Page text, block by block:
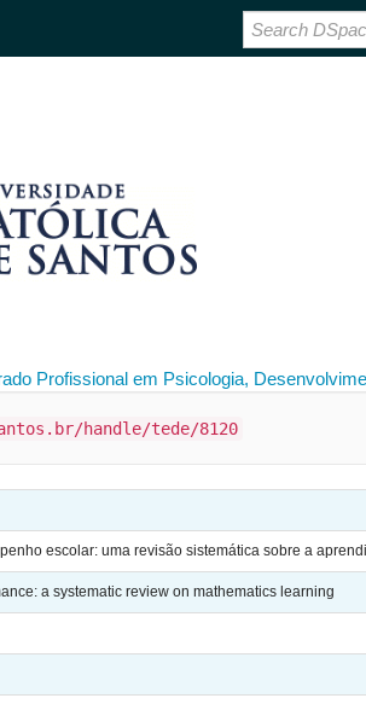
Profissional em Psicologia,
handle/tede/8120
escolar: uma revisão sistemática sobre a
a systematic review on mathematics learning